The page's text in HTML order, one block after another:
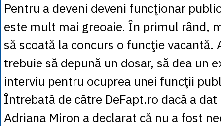
Pentru a deveni deveni funcţionar
este mult mai greoaie. În primul rând,
să scoată la concurs o funcţie vacantă.
trebuie să depună un dosar, să dea un
interviu pentru ocuprea unei funcţii
Întrebată de către DeFapt.ro dacă a
Adriana Miron a declarat că nu a fost